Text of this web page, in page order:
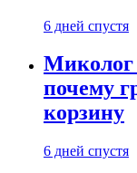
6 дней спустя
Миколог
почему
корзину
6 дней спустя